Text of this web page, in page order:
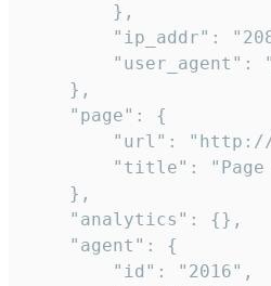
        },
"ip_addr":
"user_agent":
    },
    "page": {
"url":
"title": "Page
    },
    "analytics": {},
    "agent": {
        "id": "2016",